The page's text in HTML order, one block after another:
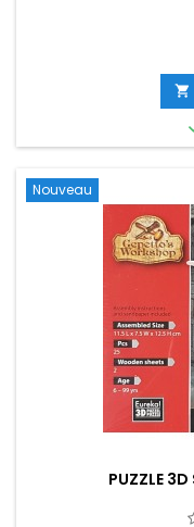

Nouveau
PUZZLE